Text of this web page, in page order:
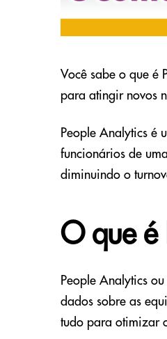
Você sabe o que é
para atingir novos
People Analytics é
funcionários de
diminuindo o
O que é
People Analytics
dados sobre as
tudo para otimizar